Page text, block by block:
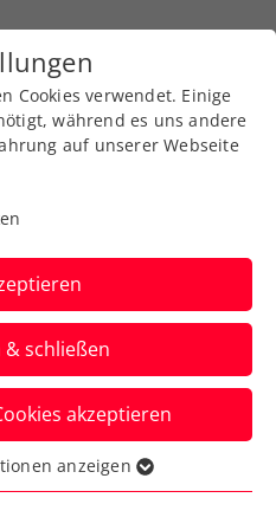
und
für Grabher
Tour
muss bei
in Italien im
Cookies verwendet. Einige
während es uns andere
auf unserer Webseite
schließen
akzeptieren
für grundlegende
anzeigen